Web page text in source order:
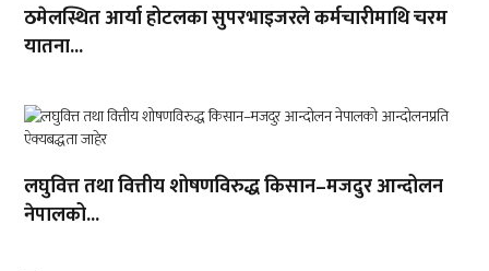
ठमेलस्थित आर्या होटलका सुपरभाइजरले कर्मचारीमाथि चरम
यातना...
लघुवित्त तथा वित्तीय शोषणविरुद्ध किसान–मजदुर आन्दोलन
नेपालको...